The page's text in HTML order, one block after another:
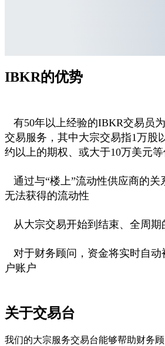
IBKR的优势
有50年以上经验的IBKR交易员
交易服务，其中大宗交易指1万股
约以上的期权、或大于10万美元
通过与“楼上”流动性供应商的关
无法获得的流动性
从大宗交易开始到结束、全周期
对于财务顾问，资金将实时自
户账户
关于交易台
我们的大宗服务交易台能够帮助财务